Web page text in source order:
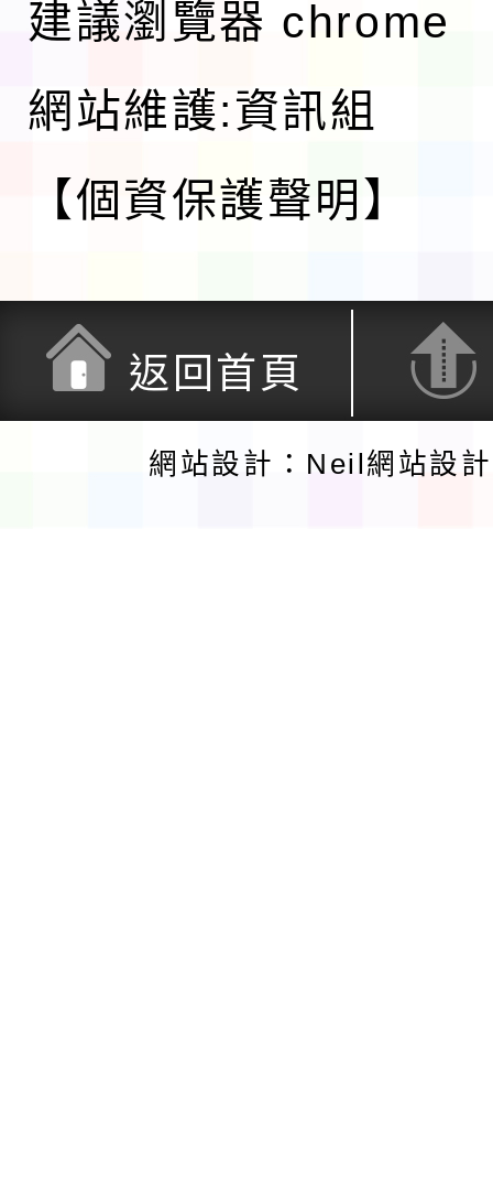
建議瀏覽器 chrome
網站維護:資訊組
【個資保護聲明】
返回首頁
網站設計：Neil網站設